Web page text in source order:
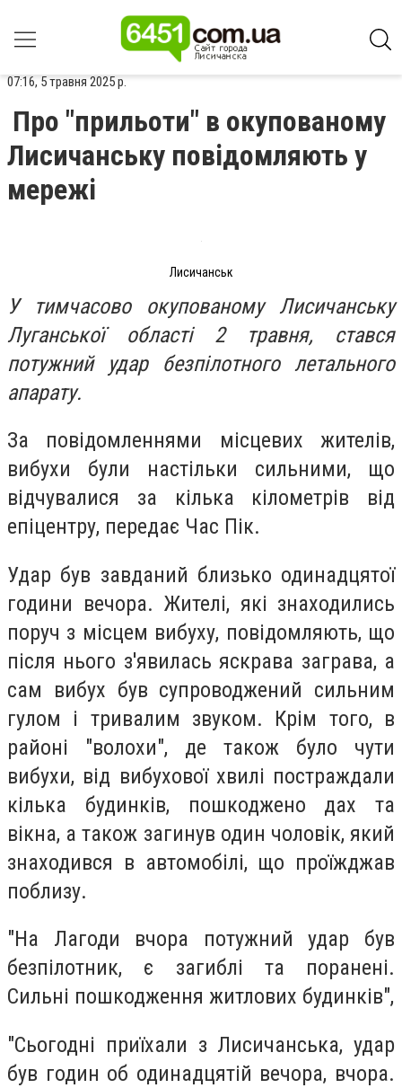
07:16, 5 травня 2025 р.
Про "прильоти" в окупованому
Лисичанську повідомляють у
мережі
Лисичанськ
У тимчасово окупованому Лисичанську
Луганської області 2 травня, стався
потужний удар безпілотного летального
апарату.
За повідомленнями місцевих жителів,
вибухи були настільки сильними, що
відчувалися за кілька кілометрів від
епіцентру, передає Час Пік.
Удар був завданий близько одинадцятої
години вечора. Жителі, які знаходились
поруч з місцем вибуху, повідомляють, що
після нього з'явилась яскрава заграва, а
сам вибух був супроводжений сильним
гулом і тривалим звуком. Крім того, в
районі "волохи", де також було чути
вибухи, від вибухової хвилі постраждали
кілька будинків, пошкоджено дах та
вікна, а також загинув один чоловік, який
знаходився в автомобілі, що проїжджав
поблизу.
"На Лагоди вчора потужний удар був
безпілотник, є загиблі та поранені.
Сильні пошкодження житлових будинків",
"Сьогодні приїхали з Лисичанська, удар
був годин об одинадцятій вечора, вчора.